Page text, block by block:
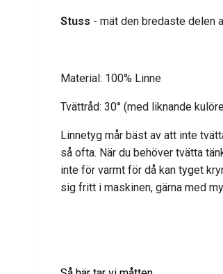
Stuss - mät den bredaste delen
Material: 100% Linne
Tvättråd: 30° (med liknande
Linnetyg mår bäst av att inte
så ofta. När du behöver tvätta
inte för varmt för då kan tyget
sig fritt i maskinen, gärna med